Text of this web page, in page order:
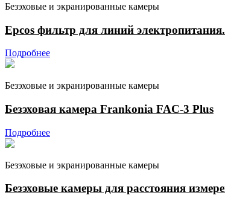
Безэховые и экранированные камеры
Epcos фильтр для линий электропитания.
Подробнее
Безэховые и экранированные камеры
Безэховая камера Frankonia FAC-3 Plus
Подробнее
Безэховые и экранированные камеры
Безэховые камеры для расстояния